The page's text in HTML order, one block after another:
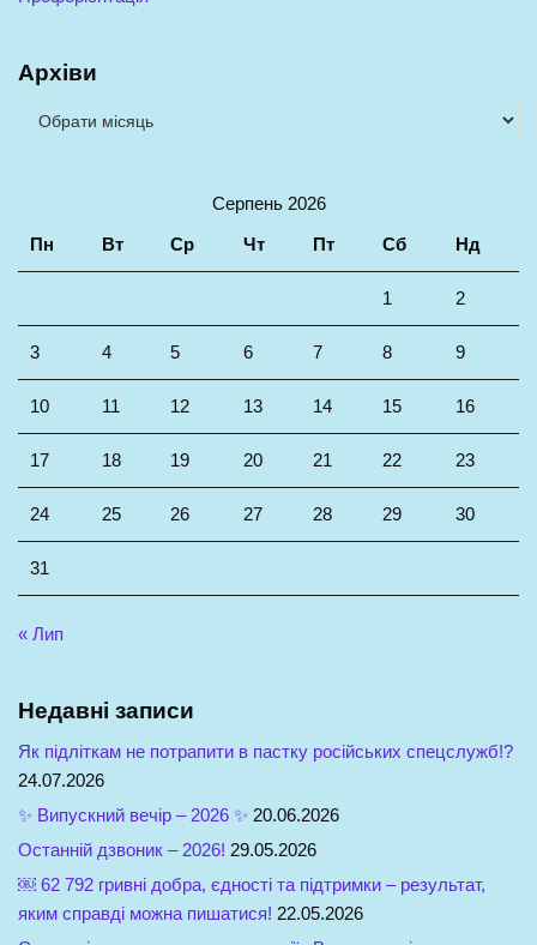
Архіви
Серпень 2026
Пн
Вт Ср Чт Пт Сб Нд
1 2
3 4 5 6 7 8 9
10 11 12 13 14 15 16
17 18 19 20 21 22 23
24 25 26 27 28 29 30
31
« Лип
Недавні записи
Як підліткам не потрапити в пастку російських спецслужб!?
24.07.2026
✨ Випускний вечір – 2026 ✨ 20.06.2026
Останній дзвоник – 2026! 29.05.2026
￼ 62 792 гривні добра, єдності та підтримки – результат,
яким справді можна пишатися! 22.05.2026